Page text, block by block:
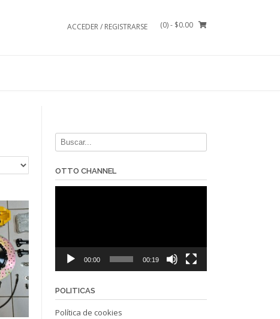
ACCEDER / REGISTRARSE (0)- $0.00
OTTO CHANNEL
00:00 00:19
POLITICAS
Política de cookies